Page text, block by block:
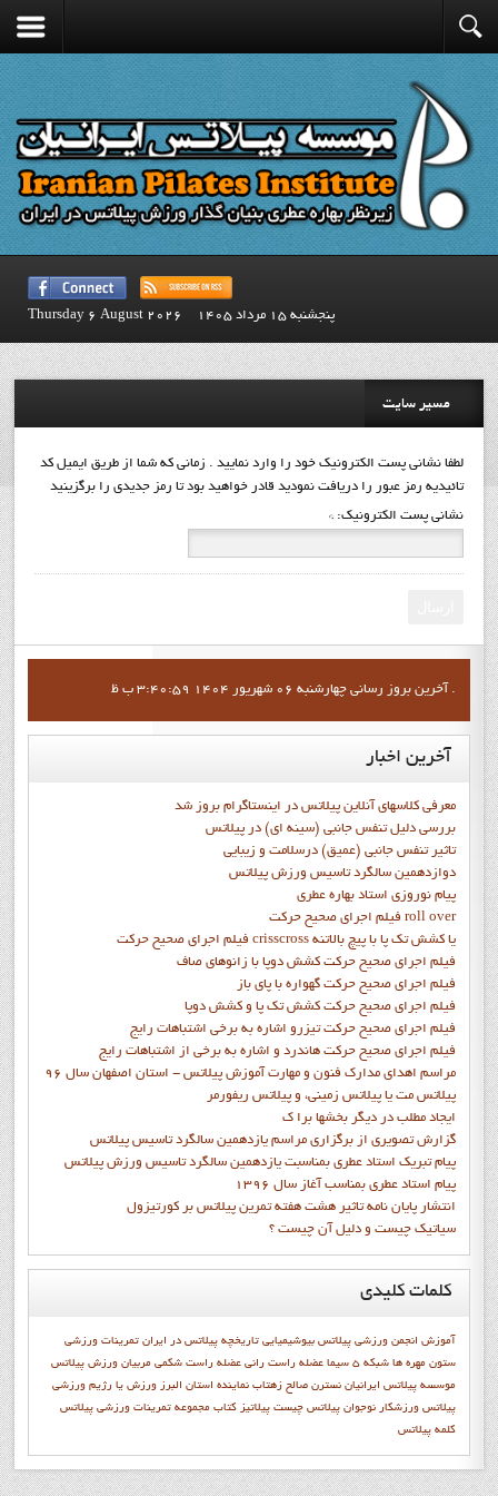
پنجشنبه 15 مرداد 1405 Thursday 6 August 2026
مسیر سایت
لطفا نشانی پست الکترونیک خود را وارد نمایید . زمانی که شما از طریق ایمیل کد
تائیدیه رمز عبور را دریافت نمودید قادر خواهید بود تا رمز جدیدی را برگزینید
نشانی پست الکترونیک: *
آخرين بروز رساني چهارشنبه 06 شهریور 1404 3:40:59 ب ظ .
آخرین اخبار
معرفی کلاسهای آنلاین پیلاتس در اینستاگرام بروز شد
بررسی دلیل تنفس جانبی (سینه ای) در پیلاتس
تاثیر تنفس جانبی (عمیق) درسلامت و زیبایی
دوازدهمين سالگرد تاسيس ورزش پيلاتس
پيام نوروزي استاد بهاره عطري
فيلم اجراي صحيح حرکت roll over
فيلم اجراي صحيح حركت crisscross يا كشش تك پا با پيچ بالاتنه
فيلم اجراي صحيح حرکت كشش دوپا با زانوهاي صاف
فيلم اجراي صحيح حرکت گهواره با پاي باز
فيلم اجراي صحيح حرکت کشش تک پا و کشش دوپا
فيلم اجراي صحيح حرکت تيزرو اشاره به برخي اشتباهات رايج
فيلم اجراي صحيح حرکت هاندرد و اشاره به برخي از اشتباهات رايج
مراسم اهدای مدارک فنون و مهارت آموزش پیلاتس - استان اصفهان سال 96
پیلاتس مت یا پیلاتس زمینی، و پیلاتس ریفورمر
ايجاد مطلب در ديگر بخشها برا ک
گزارش تصويري از برگزاري مراسم يازدهمين سالگرد تاسيس پيلاتس
پيام تبريک استاد عطري بمناسبت يازدهمين سالگرد تاسيس ورزش پيلاتس
پيام استاد عطري بمناسب آغاز سال 1396
انتشار پايان نامه تاثیر هشت هفته تمرین پیلاتس بر کورتیزول
سیاتیک چیست و دلیل آن چیست ؟
کلماتکلیدی
آموزش انجمن ورزشي پيلاتس بیوشیمیایی تاریخچه پیلاتس در ایران تمرینات ورزشی
ستون مهره ها شبكه 5 سيما عضله راست رانی عضله راست شکمی مربیان ورزش پیلاتس
موسسه پیلاتس ایرانیان نسترن صالح زهتاب نماينده استان البرز ورزش يا رژيم ورزشي
پيلاتس ورزشکار نوجوان پيلاتس چيست پيلاتيز کتاب مجموعه تمرينات ورزشي پيلاتس
کلمه پيلاتس